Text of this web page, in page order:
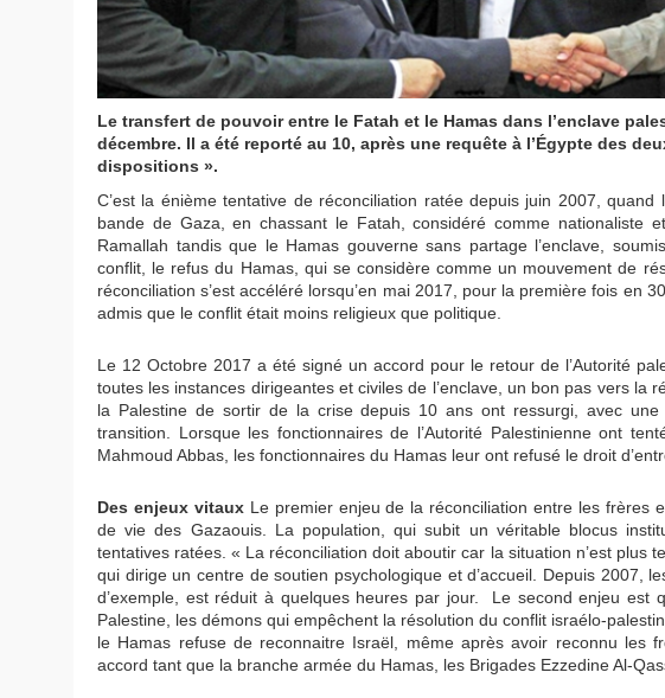
Le transfert de pouvoir entre le Fatah et le Hamas dans l’enclave
décembre. Il a été reporté au 10, après une requête à l’Égypte des
dispositions ».
C’est la énième tentative de réconciliation ratée depuis juin 2007,
bande de Gaza, en chassant le Fatah, considéré comme nationaliste
Ramallah tandis que le Hamas gouverne sans partage l’enclave,
conflit, le refus du Hamas, qui se considère comme un mouvement de
réconciliation s’est accéléré lorsqu’en mai 2017, pour la première fois en
admis que le conflit était moins religieux que politique.
Le 12 Octobre 2017 a été signé un accord pour le retour de l’Autorité
toutes les instances dirigeantes et civiles de l’enclave, un bon pas vers la
la Palestine de sortir de la crise depuis 10 ans ont ressurgi, avec
transition. Lorsque les fonctionnaires de l’Autorité Palestinienne ont
Mahmoud Abbas, les fonctionnaires du Hamas leur ont refusé le droit
Des enjeux vitaux Le premier enjeu de la réconciliation entre les frères
de vie des Gazaouis. La population, qui subit un véritable blocus
tentatives ratées. « La réconciliation doit aboutir car la situation n’est plus
qui dirige un centre de soutien psychologique et d’accueil. Depuis 2007,
d’exemple, est réduit à quelques heures par jour. Le second enjeu
Palestine, les démons qui empêchent la résolution du conflit israélo-
le Hamas refuse de reconnaitre Israël, même après avoir reconnu les
accord tant que la branche armée du Hamas, les Brigades Ezzedine Al-